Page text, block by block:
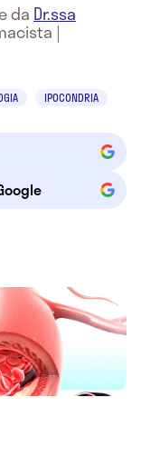
da Dr.ssa
|
IPOCONDRIA